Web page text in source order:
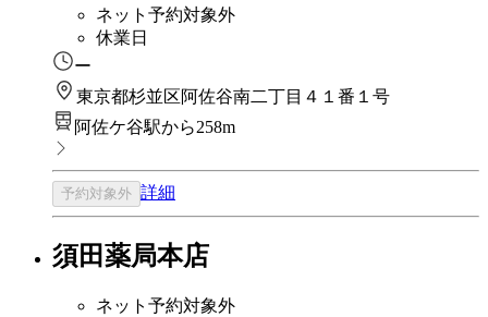
ネット予約対象外
休業日
ー
東京都杉並区阿佐谷南二丁目４１番１号
阿佐ケ谷駅から258m
予約対象外 詳細
須田薬局本店
ネット予約対象外